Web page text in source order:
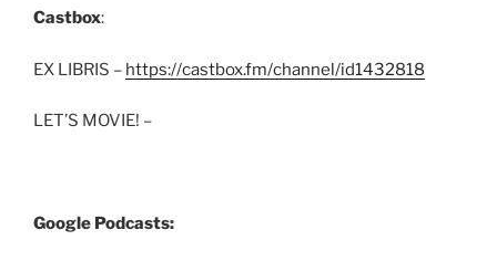
Castbox:
EX LIBRIS – https://castbox.fm/channel/id1432818
LET’S MOVIE! –
Google Podcasts: